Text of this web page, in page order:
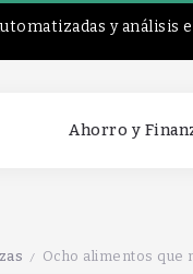
y análisis
Ahorro y
/ Ocho alimentos